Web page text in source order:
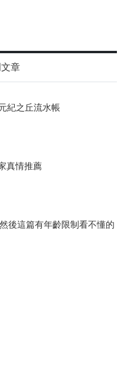
章
紀之丘流水帳
真情推薦
後這篇有年齡限制看不懂的